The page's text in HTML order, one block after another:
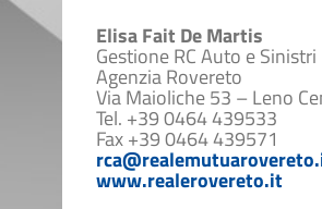
Elisa Fait De Martis
Gestione RC Auto e Sinistri
Agenzia Rovereto
Via Maioliche 53 – Leno
Tel. +39 0464 439533
Fax +39 0464 439571
www.realerovereto.it